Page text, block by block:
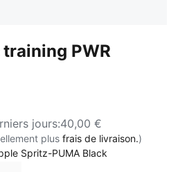
PWR
jours:40,00 €
plus frais de livraison.)
Spritz-PUMA Black